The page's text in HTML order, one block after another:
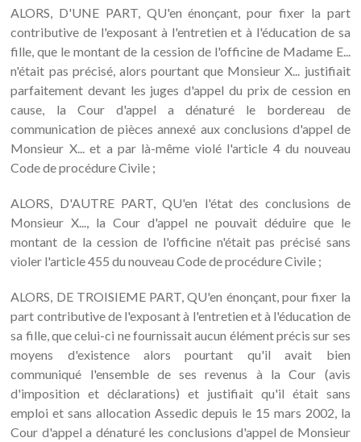
ALORS, D'UNE PART, QU'en énonçant, pour fixer la part
contributive de l'exposant à l'entretien et à l'éducation de sa
fille, que le montant de la cession de l'officine de Madame E...
n'était pas précisé, alors pourtant que Monsieur X... justifiait
parfaitement devant les juges d'appel du prix de cession en
cause, la Cour d'appel a dénaturé le bordereau de
communication de pièces annexé aux conclusions d'appel de
Monsieur X... et a par là-même violé l'article 4 du nouveau
Code de procédure Civile ;
ALORS, D'AUTRE PART, QU'en l'état des conclusions de
Monsieur X..., la Cour d'appel ne pouvait déduire que le
montant de la cession de l'officine n'était pas précisé sans
violer l'article 455 du nouveau Code de procédure Civile ;
ALORS, DE TROISIEME PART, QU'en énonçant, pour fixer la
part contributive de l'exposant à l'entretien et à l'éducation de
sa fille, que celui-ci ne fournissait aucun élément précis sur ses
moyens d'existence alors pourtant qu'il avait bien
communiqué l'ensemble de ses revenus à la Cour (avis
d'imposition et déclarations) et justifiait qu'il était sans
emploi et sans allocation Assedic depuis le 15 mars 2002, la
Cour d'appel a dénaturé les conclusions d'appel de Monsieur